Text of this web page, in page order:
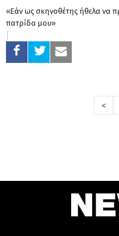
«Εάν ως σκηνοθέτης ήθελα να
πατρίδα μου»
<